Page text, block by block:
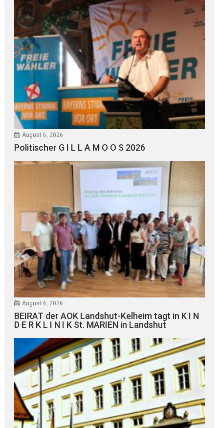
August 6, 2026
Politischer G I L L A M O O S 2026
August 6, 2026
BEIRAT der AOK Landshut-Kelheim tagt in K I N
D E R K L I N I K St. MARIEN in Landshut